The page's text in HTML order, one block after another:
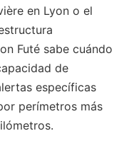
en Lyon o el
Futé sabe cuándo
de
específicas
perímetros más